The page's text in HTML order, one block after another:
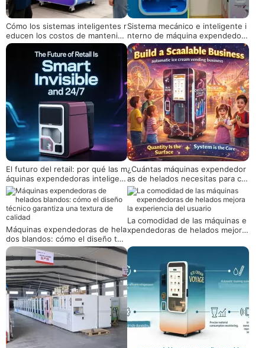
Cómo los sistemas inteligentes r
educen los costos de mantenimi
ento en máquinas de helados ro
Sistema mecánico e inteligente i
nterno de máquina expendedora
de helados
El futuro del retail: por qué las m
áquinas expendedoras inteligent
es están reemplazando los quio
scos tradicionales
¿Cuántas máquinas expendedor
as de helados necesitas para co
nstruir un negocio escalable?
Máquinas expendedoras de hela
dos blandos: cómo el diseño téc
nico garantiza una textura de cal
idad
La comodidad de las máquinas e
xpendedoras de helados mejora